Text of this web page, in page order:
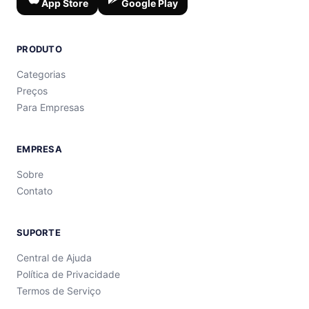
App Store Google Play
PRODUTO
Categorias
Preços
Para Empresas
EMPRESA
Sobre
Contato
SUPORTE
Central de Ajuda
Política de Privacidade
Termos de Serviço